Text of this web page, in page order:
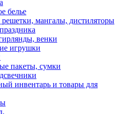
белье
мангалы, дистиляторы
венки
игрушки
пакеты, сумки
инвентарь и товары для